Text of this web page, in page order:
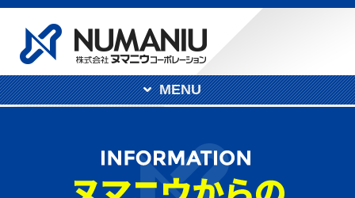
MENU